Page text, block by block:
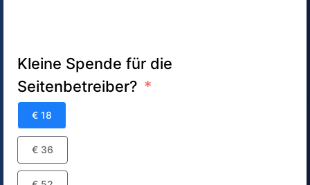
Kleine Spende für die
Seitenbetreiber?
€ 18
€ 36